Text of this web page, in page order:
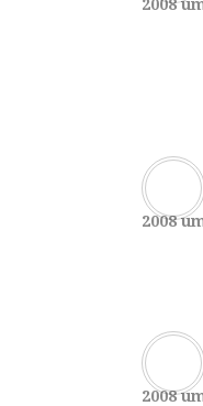
2008
2008
2008